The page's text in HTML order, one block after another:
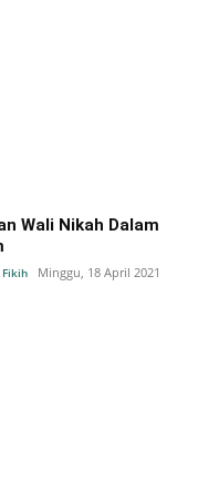
Wali Nikah Dalam
Fikih Minggu, 18 April 2021